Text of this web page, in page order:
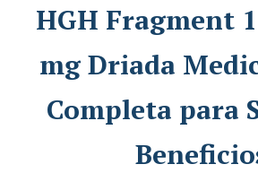
HGH Fragment
mg Driada
Completa para